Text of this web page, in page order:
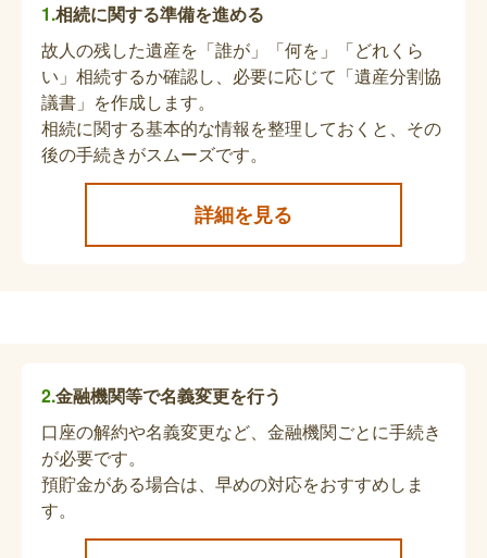
福祉医療費受給者証（障害）または重度心身
障害老人健康管理事業対象者証の返却手続き
等（死亡関連手続き）
亡くなられた方が福祉医療（障害）または重度心身
障害老人健康管理事業を受給していた場合、死亡日
をもって受給資格が喪失となります。未請求分の医
療費領収書があれば請求の手続きが必要です。
い。
児童扶養手当の受給申請（死亡関連手続き）
配偶者が死亡したことにより、ひとり親家庭等にな
り、かつ養育している児童が満18歳までの年度末
相続に関する準備を進める
故人の残した遺産を「誰が」「何を」「どれくら
い」相続するか確認し、必要に応じて「遺産分割協
議書」を作成します。
相続に関する基本的な情報を整理しておくと、その
後の手続きがスムーズです。
詳細を見る
金融機関等で名義変更を行う
口座の解約や名義変更など、金融機関ごとに手続き
が必要です。
預貯金がある場合は、早めの対応をおすすめしま
す。